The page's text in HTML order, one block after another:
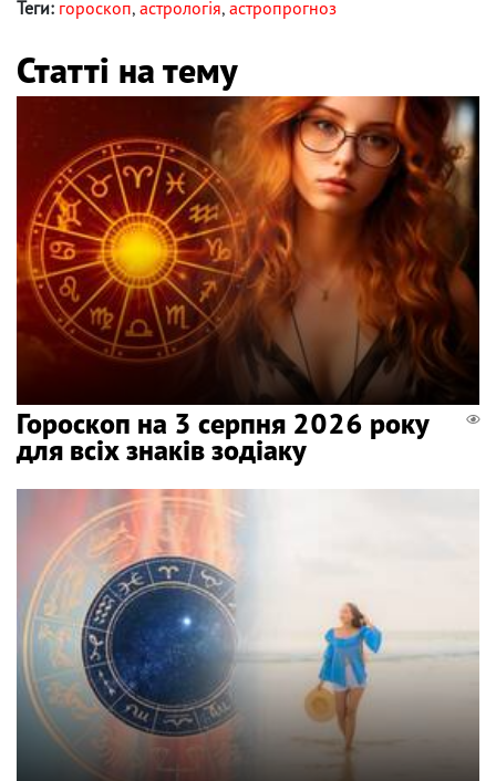
Теги: гороскоп, астрологія, астропрогноз
Статті на тему
Гороскоп на 3 серпня 2026 року
для всіх знаків зодіаку